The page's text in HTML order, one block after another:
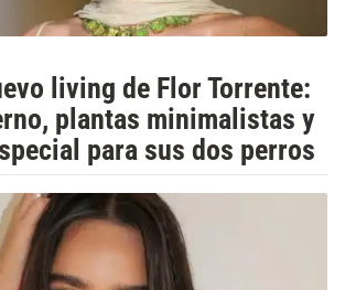
living de Flor Torrente:
plantas minimalistas y
para sus dos perros